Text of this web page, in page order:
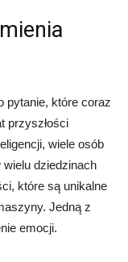
pytanie, które coraz
przyszłości
wiele osób
dziedzinach
które są unikalne
Jedną z
emocji.